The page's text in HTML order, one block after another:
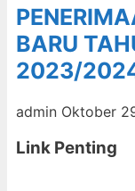
BARU
2023/
admin Oktober
Link Penting